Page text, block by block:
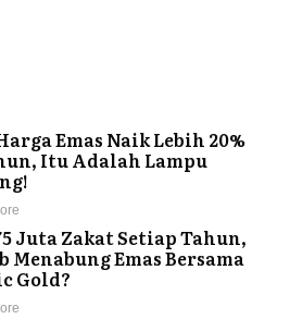
Emas Naik Lebih 20%
Itu Adalah Lampu
Juta Zakat Setiap Tahun,
Menabung Emas Bersama
Gold?